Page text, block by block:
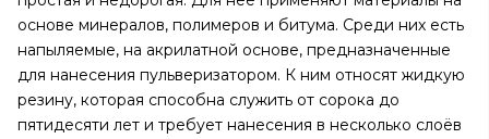
основе минералов, полимеров и битума. Среди них есть
напыляемые, на акрилатной основе, предназначенные
для нанесения пульверизатором. К ним относят жидкую
резину, которая способна служить от сорока до
пятидесяти лет и требует нанесения в несколько слоёв